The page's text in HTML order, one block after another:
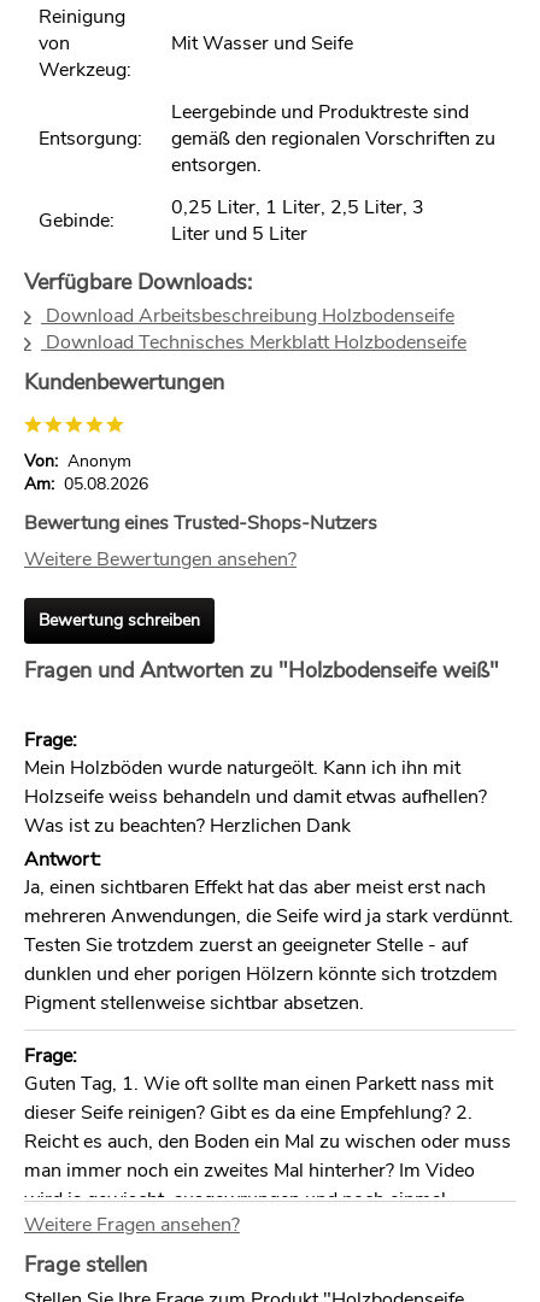
Reinigung
von
Werkzeug:
Mit Wasser und Seife
Entsorgung:
Leergebinde und Produktreste sind
gemäß den regionalen Vorschriften zu
entsorgen.
Gebinde:
0,25 Liter, 1 Liter, 2,5 Liter, 3
Liter und 5 Liter
Verfügbare Downloads:
Download Arbeitsbeschreibung Holzbodenseife
Download Technisches Merkblatt Holzbodenseife
Kundenbewertungen
Von: Anonym
Am: 05.08.2026
Bewertung eines Trusted-Shops-Nutzers
Weitere Bewertungen ansehen?
Bewertung schreiben
Fragen und Antworten zu "Holzbodenseife weiß"
Frage:
Mein Holzböden wurde naturgeölt. Kann ich ihn mit
Holzseife weiss behandeln und damit etwas aufhellen?
Was ist zu beachten? Herzlichen Dank
Antwort:
Ja, einen sichtbaren Effekt hat das aber meist erst nach
mehreren Anwendungen, die Seife wird ja stark verdünnt.
Testen Sie trotzdem zuerst an geeigneter Stelle - auf
dunklen und eher porigen Hölzern könnte sich trotzdem
Pigment stellenweise sichtbar absetzen.
Frage:
Guten Tag, 1. Wie oft sollte man einen Parkett nass mit
dieser Seife reinigen? Gibt es da eine Empfehlung? 2.
Reicht es auch, den Boden ein Mal zu wischen oder muss
man immer noch ein zweites Mal hinterher? Im Video
wird ja gewischt, ausgewrungen und noch einmal
nachgewischt. 3. Sollte man den Boden auch öfters ölen?
Oder kann man sich das durch die Verwendung dieser
Seife sparen? Unser Boden ist ungefähr 1.5 Jahre alt und
Weitere Fragen ansehen?
Frage stellen